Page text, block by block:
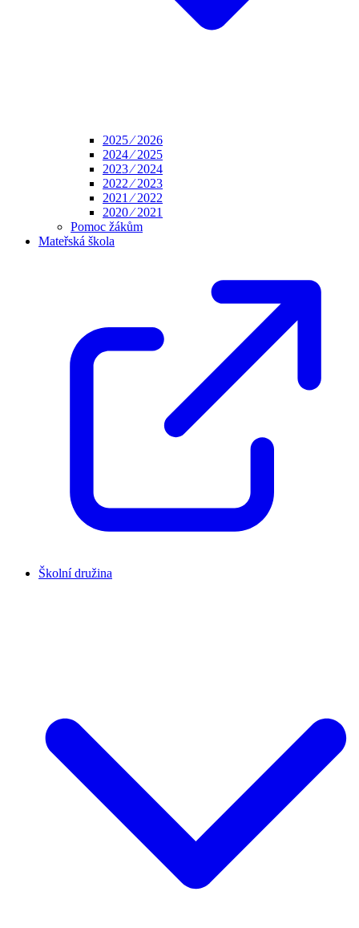
2025 ⁄ 2026
2024 ⁄ 2025
2023 ⁄ 2024
2022 ⁄ 2023
2021 ⁄ 2022
2020 ⁄ 2021
Pomoc žákům
Mateřská škola
Školní družina